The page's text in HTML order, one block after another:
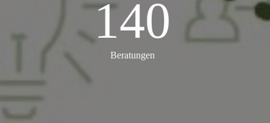
140
Beratungen